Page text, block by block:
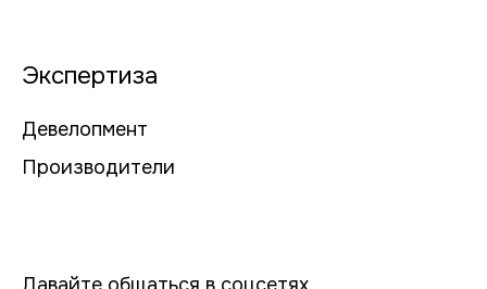
Экспертиза
Девелопмент
Производители